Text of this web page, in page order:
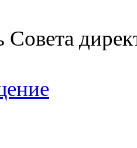
Совета